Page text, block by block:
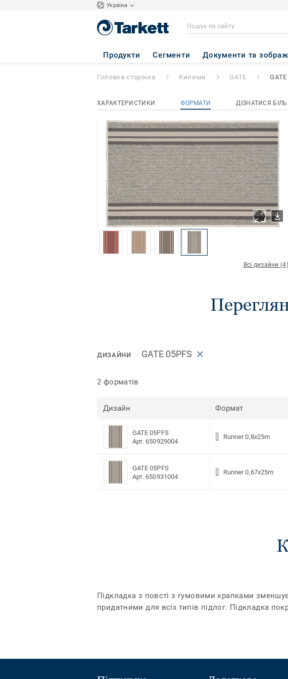
Україна
Продукти Сегменти Документи та
GATE - GATE 05PFS
Головна сторінка Килими GATE
ХАРАКТЕРИСТИКИ ФОРМАТИ ДІЗНАТИСЯ
Всі дизайни (4)
ДИЗАЙНИ GATE 05PFS
2 форматів
Дизайн Формат
GATE 05PFS
Арт. 650929004
Runner 0,8x25m
GATE 05PFS
Арт. 650931004
Runner 0,67x25m
Підкладка з повсті з гумовими крапками
придатними для всіх типів підлог. Підкладка